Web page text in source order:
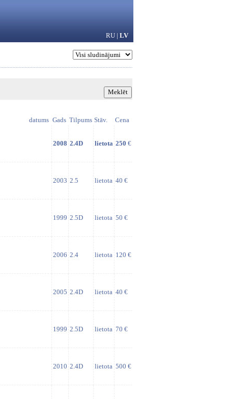
RU | LV
datums Gads Tilpums Stāv. Cena
2008 2.4D lietota 250 €
2003 2.5 lietota 40 €
1999 2.5D lietota 50 €
2006 2.4 lietota 120 €
2005 2.4D lietota 40 €
1999 2.5D lietota 70 €
2010 2.4D lietota 500 €